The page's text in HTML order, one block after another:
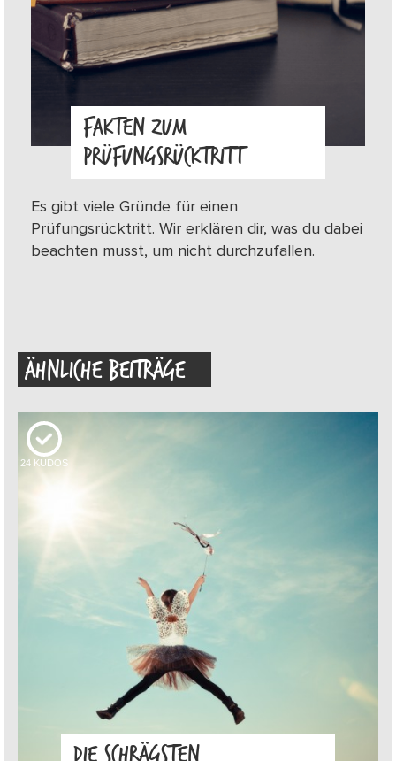
FAKTEN ZUM
PRÜFUNGSRÜCKTRITT
Es gibt viele Gründe für einen
Prüfungsrücktritt. Wir erklären dir, was du dabei
beachten musst, um nicht durchzufallen.
ÄHNLICHE BEITRÄGE
24 KUDOS
DIE SCHRÄGSTEN